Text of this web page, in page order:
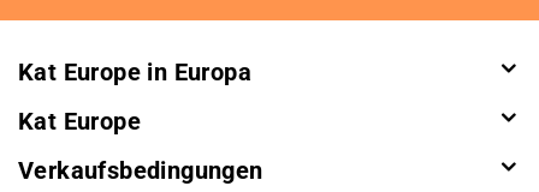
Kat Europe in Europa
Kat Europe
Verkaufsbedingungen